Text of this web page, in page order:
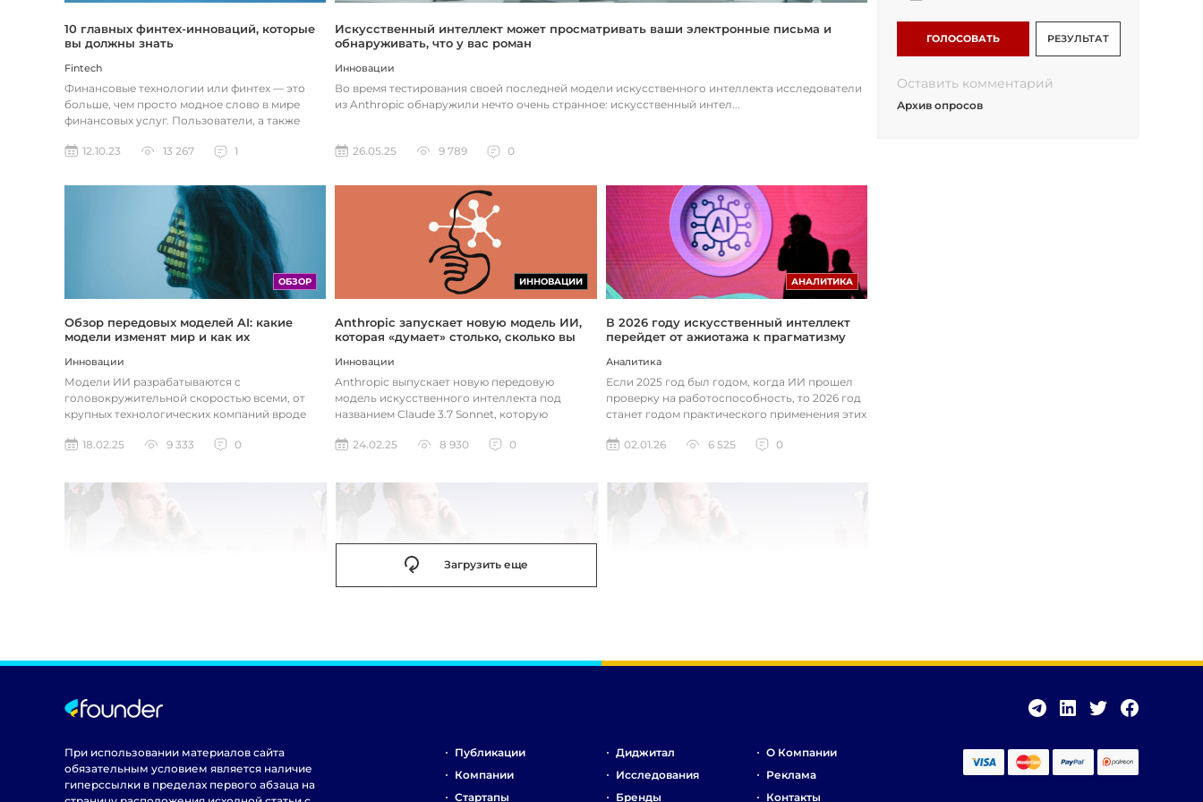
10 главных финтех-инноваций, которые
вы должны знать
Fintech
Финансовые технологии или финтех — это
больше, чем просто модное слово в мире
финансовых услуг. Пользователи, а также
12.10.23
13 267 1
Искусственный интеллект может просматривать ваши электронные письма и
обнаруживать, что у вас роман
Инновации
Во время тестирования своей последней модели искусственного интеллекта исследователи
из Anthropic обнаружили нечто очень странное: искусственный интел...
26.05.25 9 789 0
ОБЗОР
Обзор передовых моделей AI: какие
модели изменят мир и как их
Инновации
Модели ИИ разрабатываются с
головокружительной скоростью всеми, от
крупных технологических компаний вроде
Anthropic...
18.02.25 9 333 0
ИННОВАЦИИ
Anthropic запускает новую модель ИИ,
которая «думает» столько, сколько вы
Инновации
Anthropic выпускает новую передовую
модель искусственного интеллекта под
названием Claude 3.7 Sonnet, которую
24.02.25
8 930 0
АНАЛИТИКА
В 2026 году искусственный интеллект
перейдет от ажиотажа к прагматизму
Аналитика
Если 2025 год был годом, когда ИИ прошел
проверку на работоспособность, то 2026 год
станет годом практического применения этих
02.01.26
6 525 0
Загрузить еще
ГОЛОСОВАТЬ РЕЗУЛЬТАТ
Оставить комментарий
Архив опросов
При использовании материалов сайта
обязательным условием является наличие
гиперссылки в пределах первого абзаца на
Публикации
Компании
Стартапы
Диджитал
Исследования
Бренды
О Компании
Реклама
Контакты